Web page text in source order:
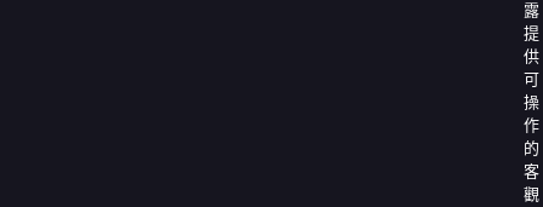
露
提
供
可
操
作
的
客
觀